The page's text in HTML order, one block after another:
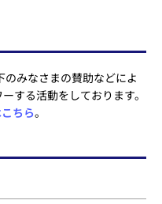
みなさまの賛助などによ
する活動をしております。
ちら。